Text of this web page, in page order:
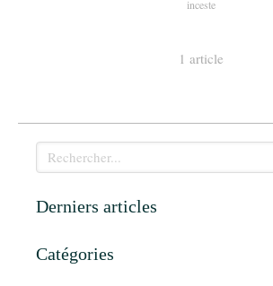
inceste
1 article
Rechercher
Derniers articles
Catégories